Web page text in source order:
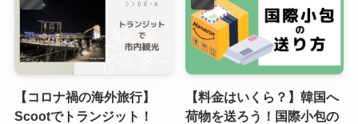
【コロナ禍の海外旅行】
Scootでトランジット！
【料金はいくら？】韓国へ
荷物を送ろう！国際小包の